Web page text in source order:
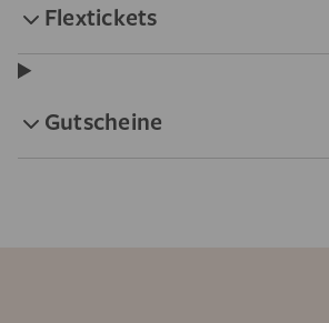
Flextickets
Gutscheine